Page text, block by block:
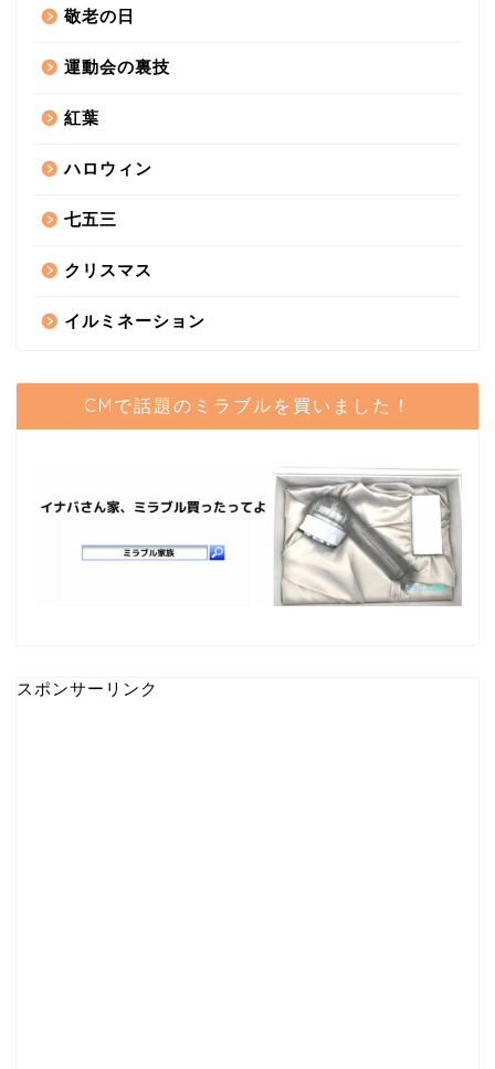
敬老の日
運動会の裏技
紅葉
ハロウィン
七五三
クリスマス
イルミネーション
CMで話題のミラブルを買いました！
スポンサーリンク